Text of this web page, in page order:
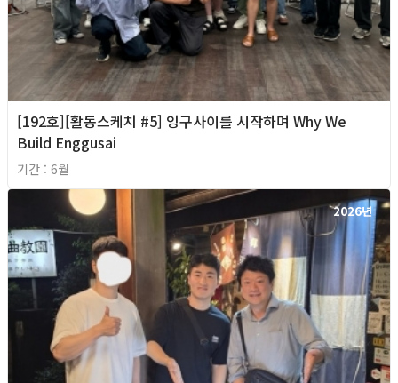
[192호][활동스케치 #5] 잉구사이를 시작하며 Why We
Build Enggusai
기간 : 6월
2026년